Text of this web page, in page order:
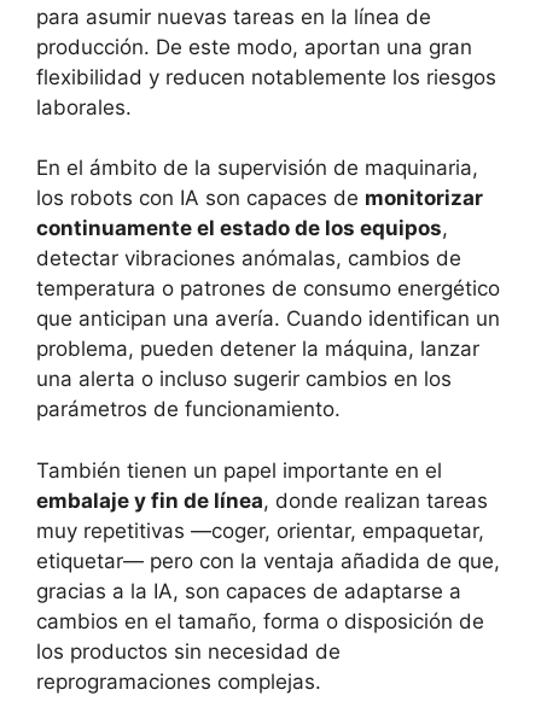
para asumir nuevas tareas en la línea de
producción. De este modo, aportan una gran
flexibilidad y reducen notablemente los riesgos
laborales.
En el ámbito de la supervisión de maquinaria,
los robots con IA son capaces de monitorizar
continuamente el estado de los equipos,
detectar vibraciones anómalas, cambios de
temperatura o patrones de consumo energético
que anticipan una avería. Cuando identifican un
problema, pueden detener la máquina, lanzar
una alerta o incluso sugerir cambios en los
parámetros de funcionamiento.
También tienen un papel importante en el
embalaje y fin de línea, donde realizan tareas
muy repetitivas —coger, orientar, empaquetar,
etiquetar— pero con la ventaja añadida de que,
gracias a la IA, son capaces de adaptarse a
cambios en el tamaño, forma o disposición de
los productos sin necesidad de
reprogramaciones complejas.